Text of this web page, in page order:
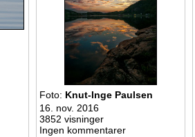
Foto: Knut-Inge Paulsen
16. nov. 2016
3852 visninger
Ingen kommentarer